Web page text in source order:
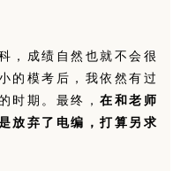
，成绩自然也就不会很
的模考后，我依然有过
时期。最终，在和老师
放弃了电编，打算另求